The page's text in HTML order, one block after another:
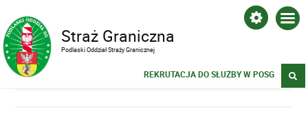
Straż Graniczna
Podlaski Oddział Straży Granicznej
REKRUTACJA DO SŁUŻBY W POSG